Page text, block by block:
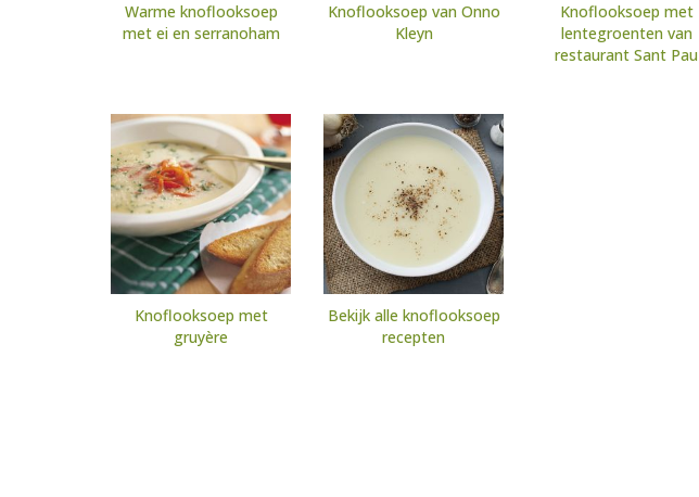
Warme knoflooksoep
met ei en serranoham
Knoflooksoep van Onno
Kleyn
Knoflooksoep met
lentegroenten van
restaurant Sant Pau
Knoflooksoep met
gruyère
Bekijk alle knoflooksoep
recepten